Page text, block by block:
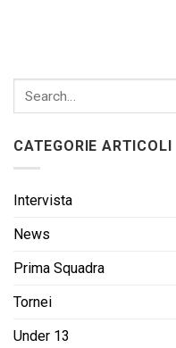
CATEGORIE ARTICOLI
Intervista
News
Prima Squadra
Tornei
Under 13